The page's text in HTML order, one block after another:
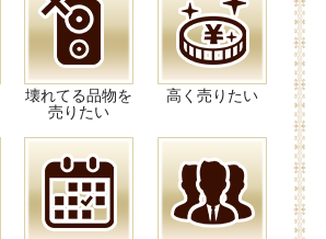
壊れてる品物を
売りたい
高く売りたい